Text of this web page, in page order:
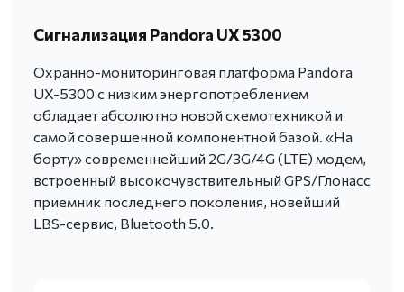
Сигнализация Pandora UX 5300
Охранно-мониторинговая платформа Pandora
UX-5300 с низким энергопотреблением
обладает абсолютно новой схемотехникой и
самой совершенной компонентной базой. «На
борту» современнейший 2G/3G/4G (LTE) модем,
встроенный высокочувствительный GPS/Глонасс
приемник последнего поколения, новейший
LBS-сервис, Bluetooth 5.0.